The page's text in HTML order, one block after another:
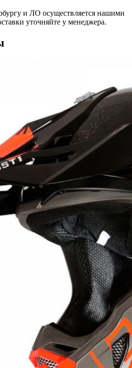
и ЛО осуществляется нашими
уточняйте у менеджера.